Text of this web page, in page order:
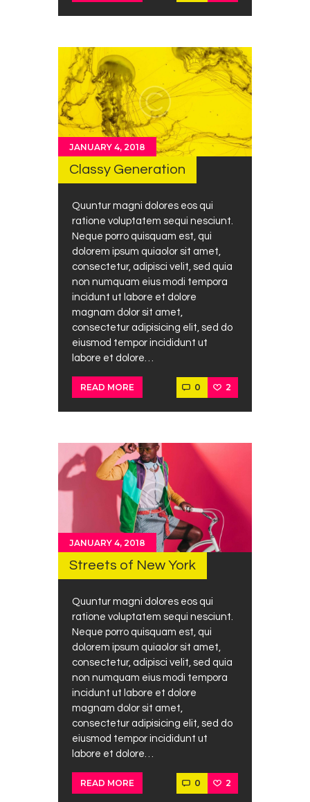
JANUARY 4, 2018
Classy Generation
Quuntur magni dolores eos qui
ratione voluptatem sequi nesciunt.
Neque porro quisquam est, qui
dolorem ipsum quiaolor sit amet,
consectetur, adipisci velit, sed quia
non numquam eius modi tempora
incidunt ut labore et dolore
magnam dolor sit amet,
consectetur adipisicing elit, sed do
eiusmod tempor incididunt ut
labore et dolore…
READ MORE 0 2
JANUARY 4, 2018
Streets of New York
Quuntur magni dolores eos qui
ratione voluptatem sequi nesciunt.
Neque porro quisquam est, qui
dolorem ipsum quiaolor sit amet,
consectetur, adipisci velit, sed quia
non numquam eius modi tempora
incidunt ut labore et dolore
magnam dolor sit amet,
consectetur adipisicing elit, sed do
eiusmod tempor incididunt ut
labore et dolore…
READ MORE 0 2